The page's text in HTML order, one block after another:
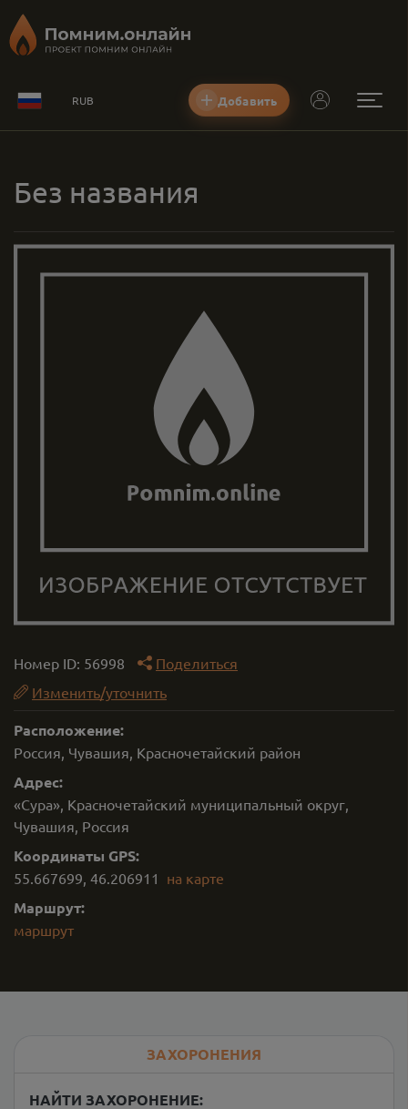
RUB Добавить
Без названия
Номер ID: 56998
Поделиться
Изменить/уточнить
Расположение:
Россия, Чувашия, Красночетайский район
Адрес:
«Сура», Красночетайский муниципальный округ,
Чувашия, Россия
Координаты GPS:
55.667699, 46.206911 на карте
Маршрут:
маршрут
ЗАХОРОНЕНИЯ
НАЙТИ ЗАХОРОНЕНИЕ: